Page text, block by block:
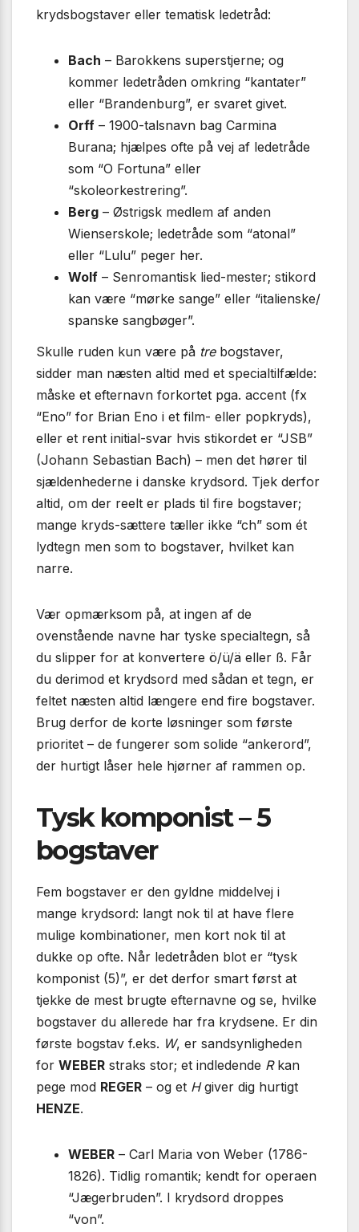
krydsbogstaver eller tematisk ledetråd:
Bach – Barokkens superstjerne; og
kommer ledetråden omkring “kantater”
eller “Brandenburg”, er svaret givet.
Orff – 1900-talsnavn bag Carmina
Burana; hjælpes ofte på vej af ledetråde
som “O Fortuna” eller
“skoleorkestrering”.
Berg – Østrigsk medlem af anden
Wienserskole; ledetråde som “atonal”
eller “Lulu” peger her.
Wolf – Senromantisk lied-mester; stikord
kan være “mørke sange” eller “italienske/
spanske sangbøger”.
Skulle ruden kun være på trebogstaver,
sidder man næsten altid med et specialtilfælde:
måske et efternavn forkortet pga. accent (fx
“Eno” for Brian Eno i et film- eller popkryds),
eller et rent initial-svar hvis stikordet er “JSB”
(Johann Sebastian Bach) – men det hører til
sjældenhederne i danske krydsord. Tjek derfor
altid, om der reelt er plads til fire bogstaver;
mange kryds-sættere tæller ikke “ch” som ét
lydtegn men som to bogstaver, hvilket kan
narre.
Vær opmærksom på, at ingen af de
ovenstående navne har tyske specialtegn, så
du slipper for at konvertere ö/ü/ä eller ß. Får
du derimod et krydsord med sådan et tegn, er
feltet næsten altid længere end fire bogstaver.
Brug derfor de korte løsninger som første
prioritet – de fungerer som solide “ankerord”,
der hurtigt låser hele hjørner af rammen op.
Tysk komponist – 5
bogstaver
Fem bogstaver er den gyldne middelvej i
mange krydsord: langt nok til at have flere
mulige kombinationer, men kort nok til at
dukke op ofte. Når ledetråden blot er “tysk
komponist (5)”, er det derfor smart først at
tjekke de mest brugte efternavne og se, hvilke
bogstaver du allerede har fra krydsene. Er din
første bogstav f.eks. W, er sandsynligheden
for WEBER straks stor; et indledende Rkan
pege mod REGER – og et Hgiver dig hurtigt
HENZE.
WEBER – Carl Maria von Weber (1786-
1826). Tidlig romantik; kendt for operaen
“Jægerbruden”. I krydsord droppes
“von”.